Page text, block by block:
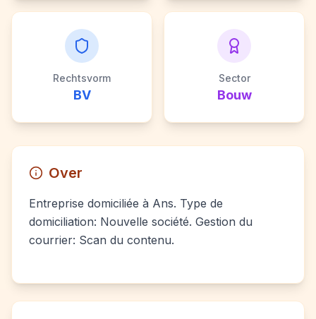
Rechtsvorm
BV
Sector
Bouw
Over
Entreprise domiciliée à Ans. Type de
domiciliation: Nouvelle société. Gestion du
courrier: Scan du contenu.